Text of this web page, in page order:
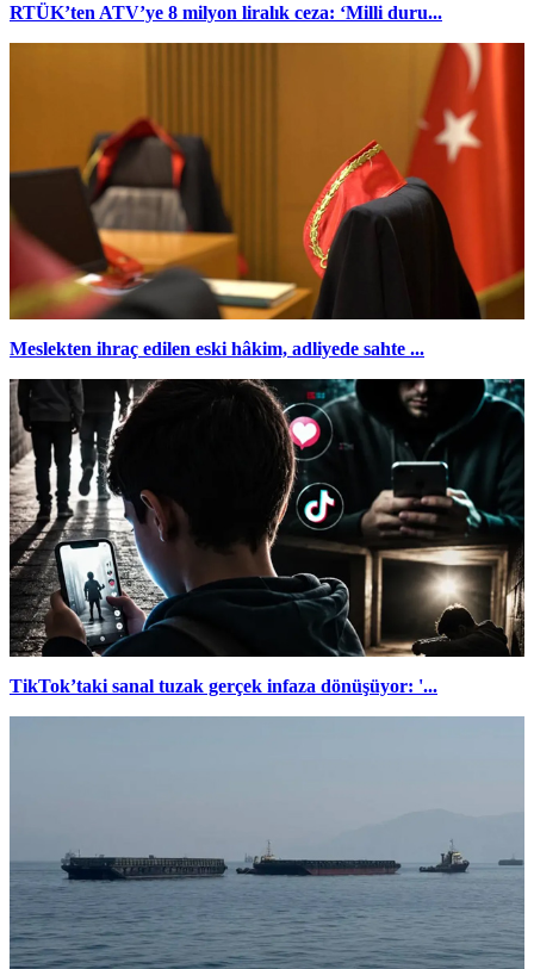
RTÜK’ten ATV’ye 8 milyon liralık ceza: ‘Milli duru...
Meslekten ihraç edilen eski hâkim, adliyede sahte ...
TikTok’taki sanal tuzak gerçek infaza dönüşüyor: '...